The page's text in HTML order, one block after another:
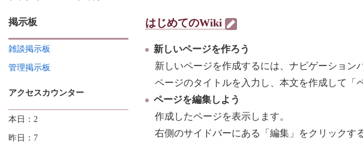
はじめてのWiki
新しいページを作ろう
新しいページを作成するには、ナビゲーション
ページのタイトルを入力し、本文を作成して「
ページを編集しよう
作成したページを表示します。
右側のサイドバーにある「編集」をクリックす
掲示板
雑談掲示板
管理掲示板
アクセスカウンター
本日：2
昨日：7